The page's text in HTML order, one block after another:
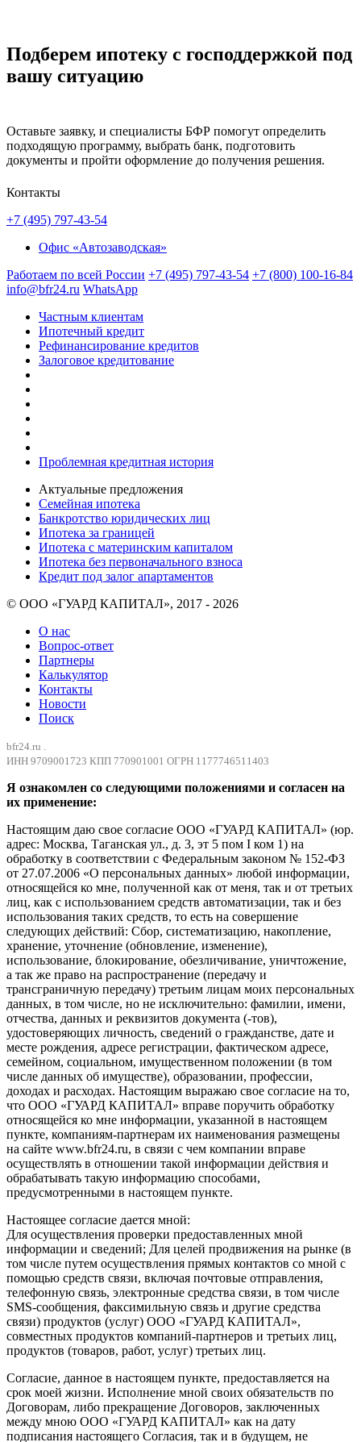
Подберем ипотеку с господдержкой под
вашу ситуацию
Оставьте заявку, и специалисты БФР помогут определить
подходящую программу, выбрать банк, подготовить
документы и пройти оформление до получения решения.
Контакты
+7 (495) 797-43-54
Офис «Автозаводская»
Работаем по всей России +7 (495) 797-43-54 +7 (800) 100-16-84
info@bfr24.ru WhatsApp
Частным клиентам
Ипотечный кредит
Рефинансирование кредитов
Залоговое кредитование
Проблемная кредитная история
Актуальные предложения
Семейная ипотека
Банкротство юридических лиц
Ипотека за границей
Ипотека с материнским капиталом
Ипотека без первоначального взноса
Кредит под залог апартаментов
© ООО «ГУАРД КАПИТАЛ», 2017 - 2026
О нас
Вопрос-ответ
Партнеры
Калькулятор
Контакты
Новости
Поиск
bfr24.ru .
ИНН 9709001723 КПП 770901001 ОГРН 1177746511403
Я ознакомлен со следующими положениями и согласен на
их применение:
Настоящим даю свое согласие ООО «ГУАРД КАПИТАЛ» (юр.
адрес: Москва, Таганская ул., д. 3, эт 5 пом I ком 1) на
обработку в соответствии с Федеральным законом № 152-ФЗ
от 27.07.2006 «О персональных данных» любой информации,
относящейся ко мне, полученной как от меня, так и от третьих
лиц, как с использованием средств автоматизации, так и без
использования таких средств, то есть на совершение
следующих действий: Сбор, систематизацию, накопление,
хранение, уточнение (обновление, изменение),
использование, блокирование, обезличивание, уничтожение,
а так же право на распространение (передачу и
трансграничную передачу) третьим лицам моих персональных
данных, в том числе, но не исключительно: фамилии, имени,
отчества, данных и реквизитов документа (-тов),
удостоверяющих личность, сведений о гражданстве, дате и
месте рождения, адресе регистрации, фактическом адресе,
семейном, социальном, имущественном положении (в том
числе данных об имуществе), образовании, профессии,
доходах и расходах. Настоящим выражаю свое согласие на то,
что ООО «ГУАРД КАПИТАЛ» вправе поручить обработку
относящейся ко мне информации, указанной в настоящем
пункте, компаниям-партнерам их наименования размещены
на сайте www.bfr24.ru, в связи с чем компании вправе
осуществлять в отношении такой информации действия и
обрабатывать такую информацию способами,
предусмотренными в настоящем пункте.
Настоящее согласие дается мной:
Для осуществления проверки предоставленных мной
информации и сведений; Для целей продвижения на рынке (в
том числе путем осуществления прямых контактов со мной с
помощью средств связи, включая почтовые отправления,
телефонную связь, электронные средства связи, в том числе
SMS-сообщения, факсимильную связь и другие средства
связи) продуктов (услуг) ООО «ГУАРД КАПИТАЛ»,
совместных продуктов компаний-партнеров и третьих лиц,
продуктов (товаров, работ, услуг) третьих лиц.
Согласие, данное в настоящем пункте, предоставляется на
срок моей жизни. Исполнение мной своих обязательств по
Договорам, либо прекращение Договоров, заключенных
между мною ООО «ГУАРД КАПИТАЛ» как на дату
подписания настоящего Согласия, так и в будущем, не